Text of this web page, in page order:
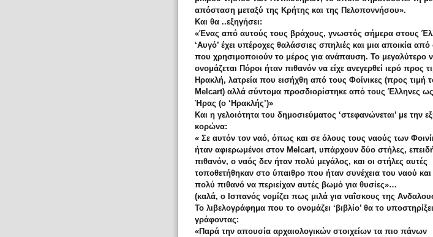
απόσταση μεταξύ της Κρήτης και της Πελοποννήσου».
Και θα ..εξηγήσει:
«Ένας από αυτούς τους βράχους, γνωστός σήμερα στους
‘Αυγό’ έχει υπέροχες θαλάσσιες σπηλιές και μια αποικία από
που χρησιμοποιούν το μέρος για ανάπαυση. Το μεγαλύτερο
ονομάζεται Πόροι ήταν πιθανόν να είχε ανεγερθεί ιερό προς
Ηρακλή, λατρεία που εισήχθη από τους Φοίνικες (προς τιμή
Melcart) αλλά σύντομα προσδιορίστηκε από τους Έλληνες ως
Ήρας (ο ‘Ηρακλής’)»
Και η γελοιότητα του δημοσιεύματος ‘στεφανώνεται’ με την
κορώνα:
« Σε αυτόν τον ναό, όπως και σε όλους τους ναούς των
ήταν αφιερωμένοι στον Melcart, υπάρχουν δύο στήλες,
πιθανόν, ο ναός δεν ήταν πολύ μεγάλος, και οι στήλες αυτές
τοποθετήθηκαν στο ύπαιθρο που ήταν συνέχεια του ναού και
πολύ πιθανό να περιείχαν αυτές βωμό για θυσίες»…
(καλά, ο Ισπανός νομίζει πως μιλά για ναΐσκους της
Το λιβελογράφημα που το ονομάζει ‘βιβλίο’ θα το υποστηρίξει
γράφοντας:
«Παρά την απουσία αρχαιολογικών στοιχείων τα πιο πάνων